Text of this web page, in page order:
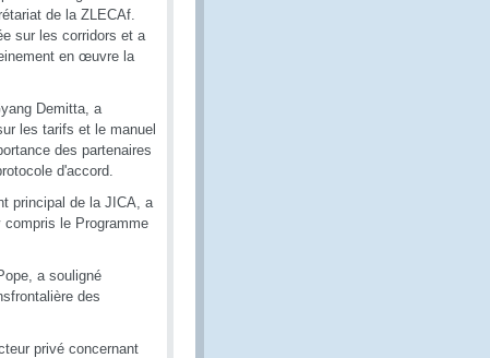
de la ZLECAf.
sur les corridors et a
en œuvre la
Demitta, a
les tarifs et le manuel
des partenaires
d'accord.
principal de la JICA, a
le Programme
a souligné
des
privé concernant